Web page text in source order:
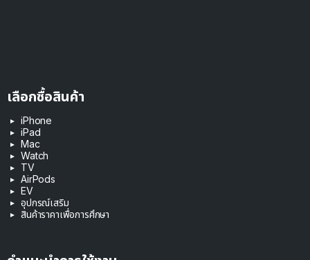
เลือกซื้อสินค้า
iPhone
iPad
Mac
Watch
TV
AirPods
EV
อุปกรณ์เสริม
สินค้าราคาเพื่อการศึกษา